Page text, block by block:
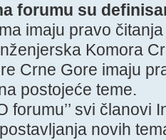
forumu su
imaju pravo
Komora
Crne Gore imaju
postojeće teme.
forumu’’ svi
novih